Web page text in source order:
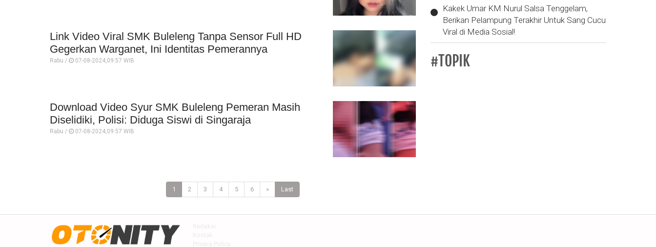
Link Video Viral SMK Buleleng Tanpa Sensor Full HD
Gegerkan Warganet, Ini Identitas Pemerannya
Rabu / 07-08-2024,09:57 WIB
Download Video Syur SMK Buleleng Pemeran Masih
Diselidiki, Polisi: Diduga Siswi di Singaraja
Rabu / 07-08-2024,09:57 WIB
1 2 3 4 5 6 » Last
Kakek Umar KM Nurul Salsa Tenggelam,
Berikan Pelampung Terakhir Untuk Sang Cucu
Viral di Media Sosial!
#TOPIK